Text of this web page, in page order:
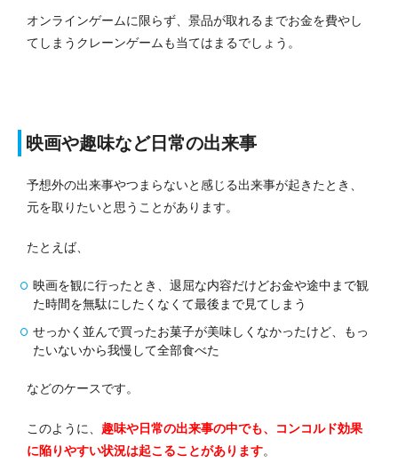
オンラインゲームに限らず、景品が取れるまでお金を費やし
てしまうクレーンゲームも当てはまるでしょう。
映画や趣味など日常の出来事
予想外の出来事やつまらないと感じる出来事が起きたとき、
元を取りたいと思うことがあります。
たとえば、
映画を観に行ったとき、退屈な内容だけどお金や途中まで観
た時間を無駄にしたくなくて最後まで見てしまう
せっかく並んで買ったお菓子が美味しくなかったけど、もっ
たいないから我慢して全部食べた
などのケースです。
このように、 趣味や日常の出来事の中でも、コンコルド効果
に陥りやすい状況は起こることがあります。